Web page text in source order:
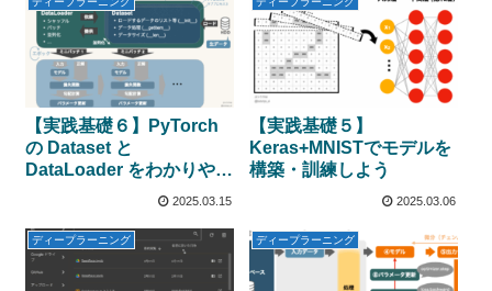
【実践基礎６】PyTorch
の Dataset と
DataLoader をわかりやす
2025.03.15
【実践基礎５】
Keras+MNISTでモデルを
構築・訓練しよう
2025.03.06
ディープラーニング ディープラーニング